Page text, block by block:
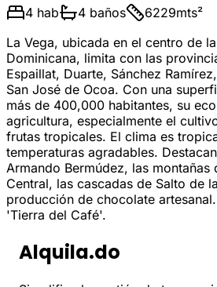
4 hab 4 baños 6229mts²
La Vega, ubicada en el centro de
Dominicana, limita con las
Espaillat, Duarte, Sánchez
San José de Ocoa. Con una
más de 400,000 habitantes, su
agricultura, especialmente el
frutas tropicales. El clima es
temperaturas agradables.
Armando Bermúdez, las montañas
Central, las cascadas de Salto de
producción de chocolate
'Tierra del Café'.
Alquila.do